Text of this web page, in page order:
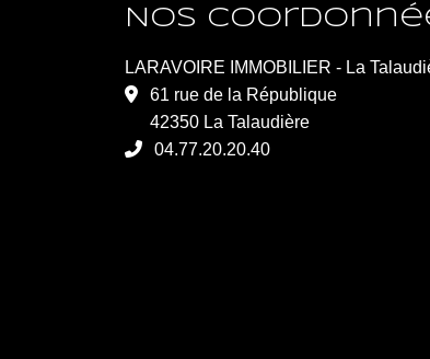
Nos
LARAVOIRE IMMOBILIER - La
61 rue de la République
42350 La Talaudière
04.77.20.20.40